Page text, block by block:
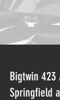
Bigtwin
Springfield